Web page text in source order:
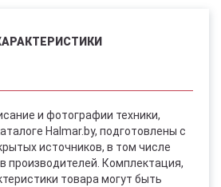
и фотографии техники,
Halmar.by, подготовлены с
источников, в том числе
производителей. Комплектация,
товара могут быть